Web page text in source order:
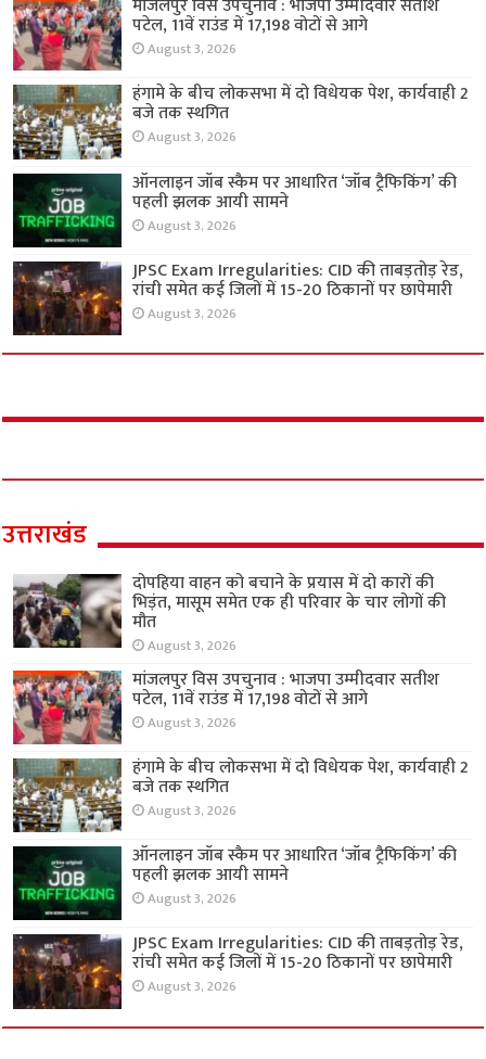
मांजलपुर विस उपचुनाव : भाजपा उम्मीदवार सतीश
पटेल, 11वें राउंड में 17,198 वोटों से आगे
August 3, 2026
हंगामे के बीच लोकसभा में दो विधेयक पेश, कार्यवाही 2
बजे तक स्थगित
August 3, 2026
ऑनलाइन जॉब स्कैम पर आधारित ‘जॉब ट्रैफिकिंग’ की
पहली झलक आयी सामने
August 3, 2026
JPSC Exam Irregularities: CID की ताबड़तोड़ रेड,
रांची समेत कई जिलों में 15-20 ठिकानों पर छापेमारी
August 3, 2026
उत्तराखंड
दोपहिया वाहन को बचाने के प्रयास में दो कारों की
भिड़ंत, मासूम समेत एक ही परिवार के चार लोगों की
मौत
August 3, 2026
मांजलपुर विस उपचुनाव : भाजपा उम्मीदवार सतीश
पटेल, 11वें राउंड में 17,198 वोटों से आगे
August 3, 2026
हंगामे के बीच लोकसभा में दो विधेयक पेश, कार्यवाही 2
बजे तक स्थगित
August 3, 2026
ऑनलाइन जॉब स्कैम पर आधारित ‘जॉब ट्रैफिकिंग’ की
पहली झलक आयी सामने
August 3, 2026
JPSC Exam Irregularities: CID की ताबड़तोड़ रेड,
रांची समेत कई जिलों में 15-20 ठिकानों पर छापेमारी
August 3, 2026